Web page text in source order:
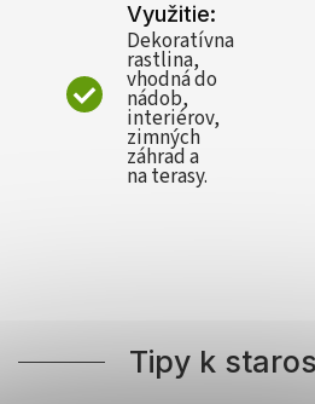
Využitie:
Dekoratívna
rastlina,
vhodná do
nádob,
interiérov,
zimných
záhrad a
na terasy.
Tipy k